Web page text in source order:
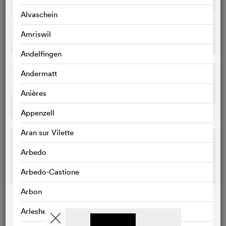
Alvaschein
Amriswil
Andelfingen
Andermatt
Anières
Appenzell
Aran sur Vilette
Arbedo
Arbedo-Castione
Arbon
Arlesheim